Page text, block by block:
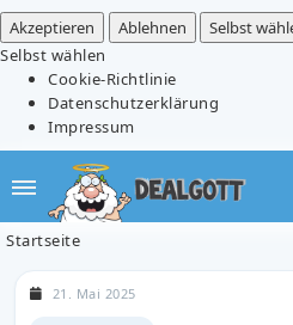
Akzeptieren
Ablehnen Selbst
Selbst wählen
Cookie-Richtlinie
Datenschutzerklärung
Impressum
Startseite
21. Mai 2025